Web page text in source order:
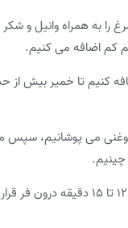
را به همراه وانیل و
کم اضافه می کنیم.
روغنی می پوشانیم، سپس